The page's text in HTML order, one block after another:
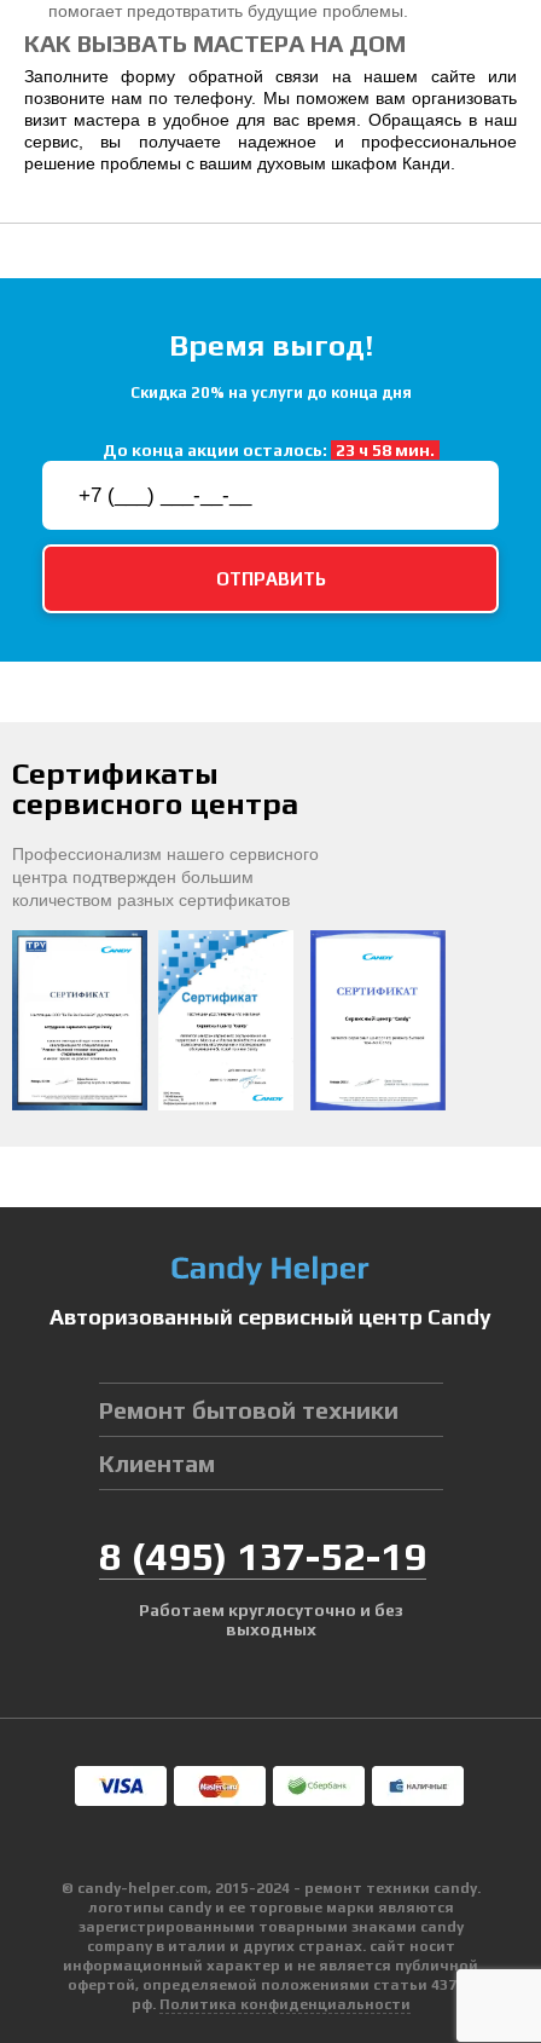
помогает предотвратить будущие проблемы.
КАК ВЫЗВАТЬ МАСТЕРА НА ДОМ
Заполните форму обратной связи на нашем сайте или
позвоните нам по телефону. Мы поможем вам организовать
визит мастера в удобное для вас время. Обращаясь в наш
сервис, вы получаете надежное и профессиональное
решение проблемы с вашим духовым шкафом Канди.
Время выгод!
Скидка 20% на услуги до конца дня
До конца акции осталось: 23 ч 58 мин.
Сертификаты
сервисного центра
Профессионализм нашего сервисного
центра подтвержден большим
количеством разных сертификатов
Авторизованный сервисный центр Candy
Ремонт бытовой техники
Клиентам
8 (495) 137-52-19
Работаем круглосуточно и без
выходных
© candy-helper.com, 2015-2024 - ремонт техники candy.
логотипы candy и ее торговые марки являются
зарегистрированными товарными знаками candy
company в италии и других странах. сайт носит
информационный характер и не является публичной
офертой, определяемой положениями статьи 437 гк
рф. Политика конфиденциальности